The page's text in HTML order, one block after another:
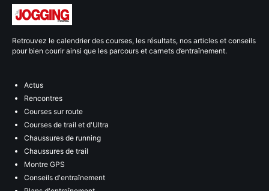
Retrouvez le calendrier des courses, les résultats, nos articles et conseils
pour bien courir ainsi que les parcours et carnets d’entraînement.
Actus
Rencontres
Courses sur route
Courses de trail et d'Ultra
Chaussures de running
Chaussures de trail
Montre GPS
Conseils d'entraînement